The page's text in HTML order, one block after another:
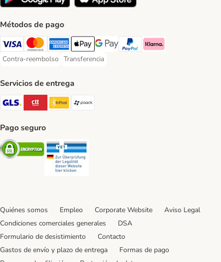
Métodos de pago
Visa Payment Method
Mastercard Payment Method
American Express Payment Method
Apple Pay Payment Method
Google Pay Payment Method
PayPal Payment Method
Klarna Payment Method
Contra-reembolso
Contra-reembolso Payment Method
Transferencia
Transferencia Payment Method
Servicios de entrega
GLS Shipping Method
CTTExpress Shipping Method
InPost Shipping Method
paack Shipping Method
Pago seguro
Security
Quiénes somos Empleo Corporate Website
Aviso Legal
Condiciones comerciales generales
DSA
Formulario de desistimiento
Contacto
Gastos de envío y plazo de entrega
Formas de pago